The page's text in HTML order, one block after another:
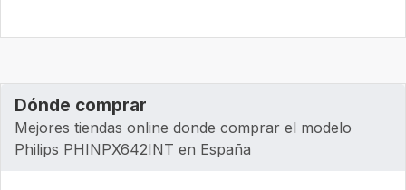
Dónde comprar
Mejores tiendas online donde comprar el modelo
Philips PHINPX642INT en España